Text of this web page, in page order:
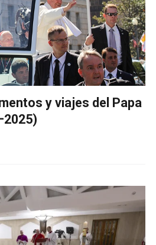
y viajes del Papa